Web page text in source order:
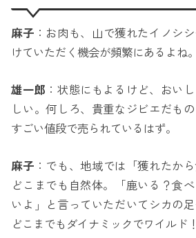
麻子 ：お肉も、山で獲れたイノシ
けていただく機会が頻繁にあるよね。
雄一郎 ：状態にもよるけど、おい
しい。何しろ、貴重なジビエだも
すごい値段で売られているはず。
麻子 ：でも、地域では「獲れたか
どこまでも自然体。「鹿いる？食
いよ」と言っていただいてシカの足
どこまでもダイナミックでワイルド！